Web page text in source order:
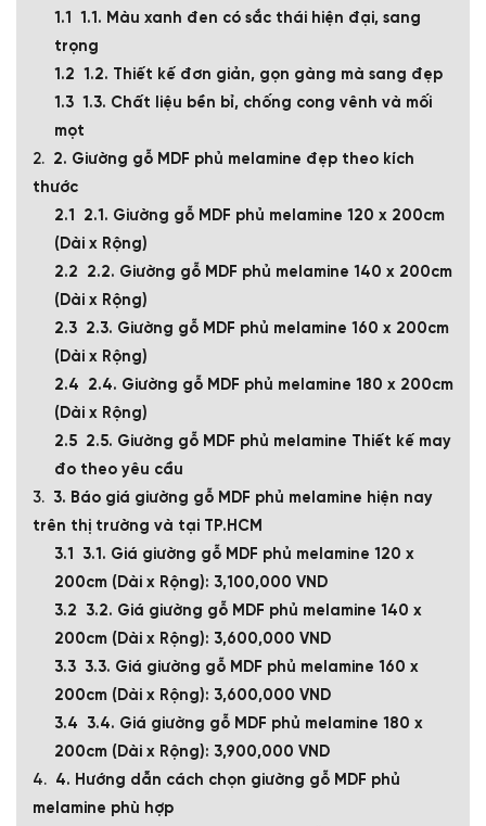
1.1. Màu xanh đen có sắc thái hiện đại, sang
trọng
1.2. Thiết kế đơn giản, gọn gàng mà sang đẹp
1.3. Chất liệu bền bỉ, chống cong vênh và mối
mọt
2. Giường gỗ MDF phủ melamine đẹp theo kích
thước
2.1. Giường gỗ MDF phủ melamine 120 x 200cm
(Dài x Rộng)
2.2. Giường gỗ MDF phủ melamine 140 x 200cm
(Dài x Rộng)
2.3. Giường gỗ MDF phủ melamine 160 x 200cm
(Dài x Rộng)
2.4. Giường gỗ MDF phủ melamine 180 x 200cm
(Dài x Rộng)
2.5. Giường gỗ MDF phủ melamine Thiết kế may
đo theo yêu cầu
3. Báo giá giường gỗ MDF phủ melamine hiện nay
trên thị trường và tại TP.HCM
3.1. Giá giường gỗ MDF phủ melamine 120 x
200cm (Dài x Rộng): 3,100,000 VND
3.2. Giá giường gỗ MDF phủ melamine 140 x
200cm (Dài x Rộng): 3,600,000 VND
3.3. Giá giường gỗ MDF phủ melamine 160 x
200cm (Dài x Rộng): 3,600,000 VND
3.4. Giá giường gỗ MDF phủ melamine 180 x
200cm (Dài x Rộng): 3,900,000 VND
4. Hướng dẫn cách chọn giường gỗ MDF phủ
melamine phù hợp